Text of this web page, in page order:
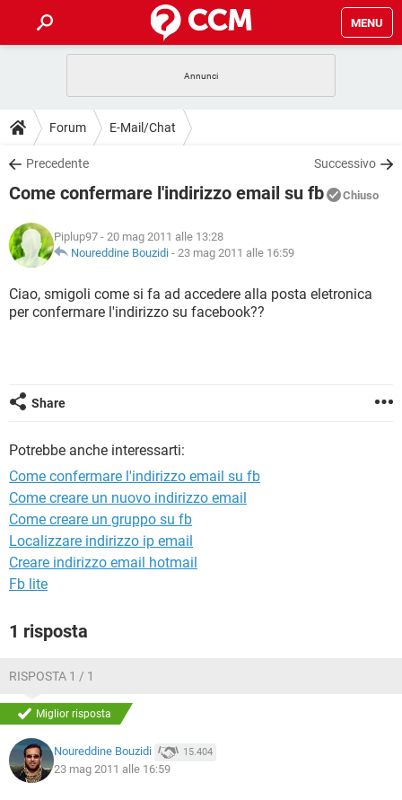
MENU
INTRATTENIMENTO
iOS
INSTAGRAM WHATSAPP
TIKTOK
HARDWARE
GUIDE
COVID-19
INSTAGRAM WHATSAPP
TIKTOK
HARDWARE
DOWNLOAD
COVID-19 GAMING
INTRATTENIMENTO
iOS WINDOWS 10
INSTAGRAM WHATSAPP
TIKTOK FACEBOOK
COVID-19 GAMING
INTRATTENIMENTO
iOS WINDOWS 10
HARDWARE
GLOSSARIO
COVID-19 GAMING
INTRATTENIMENTO ANDROID
TIKTOK
Forum E-Mail/Chat
Precedente Successivo
Come confermare l'indirizzo email su fb Chiuso
Piplup97 - 20 mag 2011 alle 13:28
Noureddine Bouzidi - 23 mag 2011 alle 16:59
Ciao, smigoli come si fa ad accedere alla posta eletronica
per confermare l'indirizzo su facebook??
Share
Potrebbe anche interessarti:
Come confermare l'indirizzo email su fb
Come creare un nuovo indirizzo email
Come creare un gruppo su fb
Localizzare indirizzo ip email
Creare indirizzo email hotmail
Fb lite
1 risposta
RISPOSTA 1 / 1
Miglior risposta
Noureddine Bouzidi 15.404
23 mag 2011 alle 16:59